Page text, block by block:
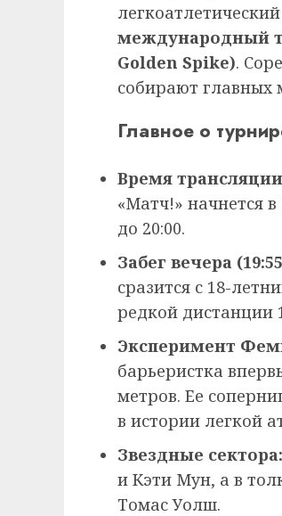
международный
Golden Spike).
собирают главных
Главное о
Время
«Матч!» начнется
до 20:00.
Забег вечера
сразится с 18-
редкой дистанции
Эксперимент
барьеристка
метров. Ее
в истории легкой
Звездные сектора:
и Кэти Мун, а в
Томас Уолш.